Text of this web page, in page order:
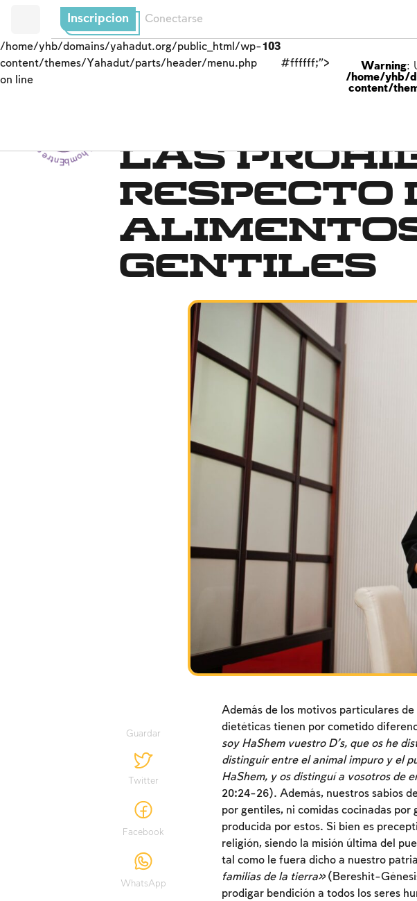
Inscripcion Conectarse
/home/yhb/domains/yahadut.org/public_html/wp-
content/themes/Yahadut/parts/header/menu.php
on line
103
#ffffff;">
Warning:
/home/yhb/
content/
Entre el hombre y su Creador - Entre el hombre y su Creador -- Las
respecto
gentiles
Guardar
Twitter
Facebook
WhatsApp
Además de los motivos particulares
dietéticas tienen por cometido
soy HaShem vuestro D’s, que os he
distinguir entre el animal impuro y el
HaShem, y os distinguí a vosotros de
20:24-26). Además, nuestros sabios
por gentiles, ni comidas cocinadas
producida por estos. Si bien es
religión, siendo la misión última del
tal como le fuera dicho a nuestro
familias de la tierra»(Bereshit-
prodigar bendición a todos los seres